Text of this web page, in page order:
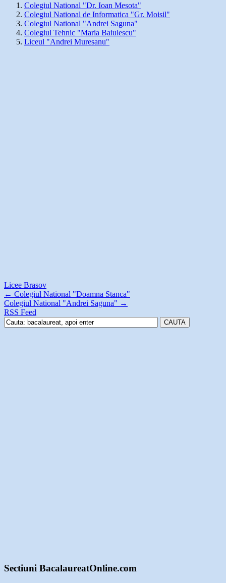
Colegiul National "Dr. Ioan Mesota"
Colegiul National de Informatica "Gr. Moisil"
Colegiul National "Andrei Saguna"
Colegiul Tehnic "Maria Baiulescu"
Liceul "Andrei Muresanu"
Licee Brasov
← Colegiul National "Doamna Stanca"
Colegiul National "Andrei Saguna" →
RSS Feed
Sectiuni BacalaureatOnline.com